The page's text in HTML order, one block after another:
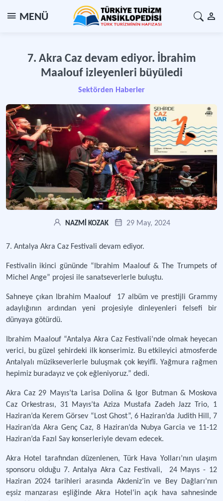
MENÜ
7. Akra Caz devam ediyor. İbrahim
Maalouf izleyenleri büyüledi
Sektörden Haberler
NAZMİ KOZAK 29 May, 2024
7. Antalya Akra Caz Festivali devam ediyor.
Festivalin ikinci gününde “Ibrahim Maalouf & The Trumpets of
Michel Ange” projesi ile sanatseverlerle buluştu.
Sahneye çıkan Ibrahim Maalouf 17 albüm ve prestijli Grammy
adaylığının ardından yeni projesiyle dinleyenleri felsefi bir
dünyaya götürdü.
Ibrahim Maalouf “Antalya Akra Caz Festivali’nde olmak heyecan
verici, bu güzel şehirdeki ilk konserimiz. Bu etkileyici atmosferde
Antalyalı müzikseverlerle buluşmak çok keyifli. Yağmura rağmen
hepimiz buradayız ve çok eğleniyoruz.” dedi.
Akra Caz 29 Mayıs’ta Larisa Dolina & Igor Butman & Moskova
Caz Orkestrası, 31 Mayıs’ta Aziza Mustafa Zadeh Jazz Trio, 1
Haziran’da Kerem Görsev “Lost Ghost”, 6 Haziran’da Judith Hill, 7
Haziran’da Akra Genç Caz, 8 Haziran’da Nubya Garcia ve 11-12
Haziran’da Fazıl Say konserleriyle devam edecek.
Akra Hotel tarafından düzenlenen, Türk Hava Yolları’nın ulaşım
sponsoru olduğu 7. Antalya Akra Caz Festivali, 24 Mayıs - 12
Haziran 2024 tarihleri arasında Akdeniz’in ve Bey Dağları’nın
eşsiz manzarası eşliğinde Akra Hotel‘in açık hava sahnesinde